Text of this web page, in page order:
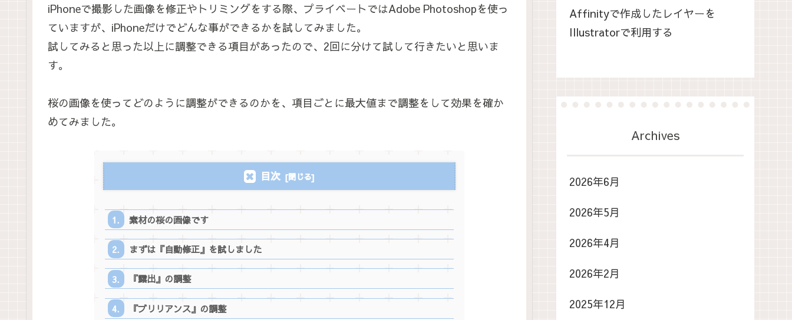
iPhoneで撮影した画像を修正やトリミングをする際、プライベートではAdobe Photoshopを使っ
ていますが、iPhoneだけでどんな事ができるかを試してみました。
試してみると思った以上に調整できる項目があったので、2回に分けて試して行きたいと思いま
す。
桜の画像を使ってどのように調整ができるのかを、項目ごとに最大値まで調整をして効果を確か
めてみました。
目次
素材の桜の画像です
まずは『自動修正』を試しました
『露出』の調整
『ブリリアンス』の調整
Affinityで作成したレイヤーを
Illustratorで利用する
Archives
2026年6月
2026年5月
2026年4月
2026年2月
2025年12月